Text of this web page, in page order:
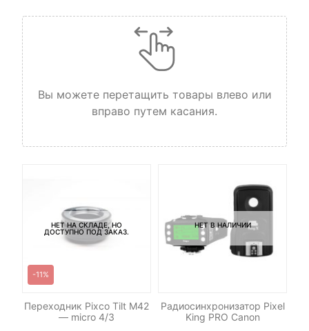
Вы можете перетащить товары влево или
вправо путем касания.
НЕТ НА СКЛАДЕ, НО
ДОСТУПНО ПОД ЗАКАЗ.
-11%
Переходник Pixco Tilt M42
— micro 4/3
НЕТ В НАЛИЧИИ
Радиосинхронизатор Pixel
King PRO Canon